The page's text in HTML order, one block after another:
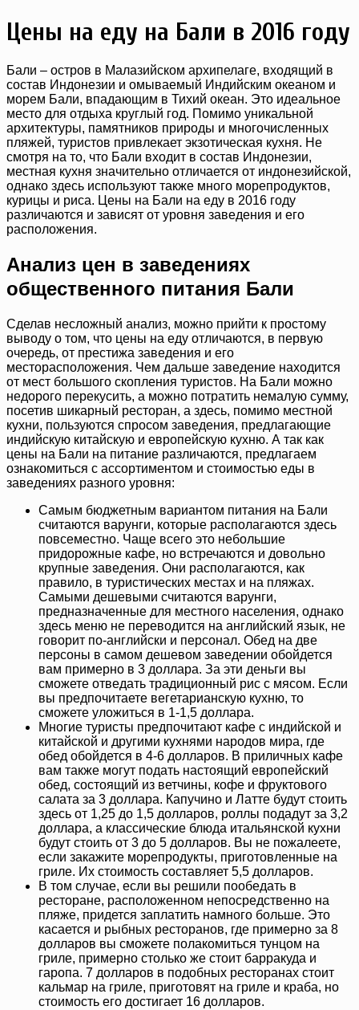
Цены на еду на Бали в 2016 году
Бали – остров в Малазийском архипелаге, входящий в
состав Индонезии и омываемый Индийским океаном и
морем Бали, впадающим в Тихий океан. Это идеальное
место для отдыха круглый год. Помимо уникальной
архитектуры, памятников природы и многочисленных
пляжей, туристов привлекает экзотическая кухня. Не
смотря на то, что Бали входит в состав Индонезии,
местная кухня значительно отличается от индонезийской,
однако здесь используют также много морепродуктов,
курицы и риса. Цены на Бали на еду в 2016 году
различаются и зависят от уровня заведения и его
расположения.
Анализ цен в заведениях
общественного питания Бали
Сделав несложный анализ, можно прийти к простому
выводу о том, что цены на еду отличаются, в первую
очередь, от престижа заведения и его
месторасположения. Чем дальше заведение находится
от мест большого скопления туристов. На Бали можно
недорого перекусить, а можно потратить немалую сумму,
посетив шикарный ресторан, а здесь, помимо местной
кухни, пользуются спросом заведения, предлагающие
индийскую китайскую и европейскую кухню. А так как
цены на Бали на питание различаются, предлагаем
ознакомиться с ассортиментом и стоимостью еды в
заведениях разного уровня:
Самым бюджетным вариантом питания на Бали
считаются варунги, которые располагаются здесь
повсеместно. Чаще всего это небольшие
придорожные кафе, но встречаются и довольно
крупные заведения. Они располагаются, как
правило, в туристических местах и на пляжах.
Самыми дешевыми считаются варунги,
предназначенные для местного населения, однако
здесь меню не переводится на английский язык, не
говорит по-английски и персонал. Обед на две
персоны в самом дешевом заведении обойдется
вам примерно в 3 доллара. За эти деньги вы
сможете отведать традиционный рис с мясом. Если
вы предпочитаете вегетарианскую кухню, то
сможете уложиться в 1-1,5 доллара.
Многие туристы предпочитают кафе с индийской и
китайской и другими кухнями народов мира, где
обед обойдется в 4-6 долларов. В приличных кафе
вам также могут подать настоящий европейский
обед, состоящий из ветчины, кофе и фруктового
салата за 3 доллара. Капучино и Латте будут стоить
здесь от 1,25 до 1,5 долларов, роллы подадут за 3,2
доллара, а классические блюда итальянской кухни
будут стоить от 3 до 5 долларов. Вы не пожалеете,
если закажите морепродукты, приготовленные на
гриле. Их стоимость составляет 5,5 долларов.
В том случае, если вы решили пообедать в
ресторане, расположенном непосредственно на
пляже, придется заплатить намного больше. Это
касается и рыбных ресторанов, где примерно за 8
долларов вы сможете полакомиться тунцом на
гриле, примерно столько же стоит барракуда и
гаропа. 7 долларов в подобных ресторанах стоит
кальмар на гриле, приготовят на гриле и краба, но
стоимость его достигает 16 долларов.